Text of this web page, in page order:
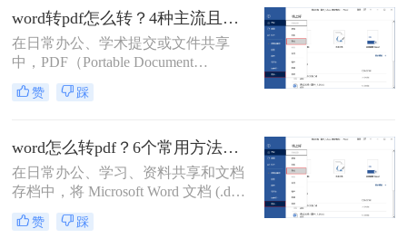
偏、页码丢失等问题。尤其是在提交
重要报告、学术论文或投标文件时，
排版错位不仅影响美观，更可能让专
业形象大打折扣。那么word转pdf排版
错位怎么办？本文结合多年办公实战
经验，整理出5种经过验证的有效方
word转pdf怎么转？4种主流且高效方法详解！
在日常办公、学术提交或文件共享
中，PDF（Portable Document
Format，便携式文档格式）因其卓越
的跨平台一致性、不易编辑的特性和
首选。而Microsoft Word则是我们创作
和编辑文档最常用的工具。因此，掌
握如何将Word文档完美地转换为
PDF，是每个现代办公人士和学生的
必备技能。
赞 踩
word怎么转pdf？6个常用方法详解！
在日常办公、学习、资料共享和文档
存档中，将 Microsoft Word 文档 (.doc,
.docx) 转换为 PDF (Portable Document
Format) 格式是一项非常普遍且重要的
赞 踩